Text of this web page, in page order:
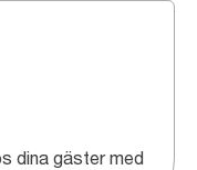
dina gäster med